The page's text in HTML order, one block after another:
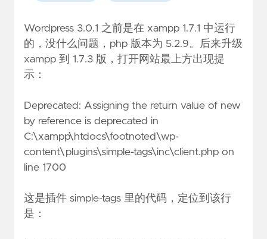
Wordpress 3.0.1 之前是在 xampp 1.7.1 中运行
的，没什么问题，php 版本为 5.2.9。后来升级
xampp 到 1.7.3 版，打开网站最上方出现提
示：
Deprecated: Assigning the return value of new
by reference is deprecated in
C:\xampp\htdocs\footnoted\wp-
content\plugins\simple-tags\inc\client.php on
line 1700
这是插件 simple-tags 里的代码，定位到该行
是：